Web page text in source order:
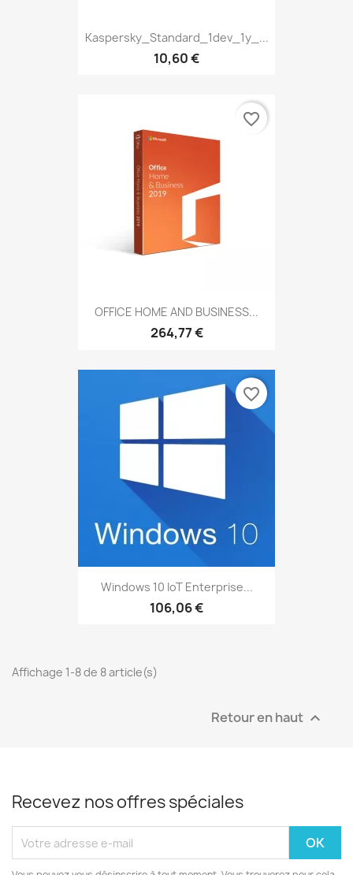
Kaspersky_Standard_1dev_1y_...
10,60 €
OFFICE HOME AND BUSINESS...
264,77 €
favorite_border
Windows 10 IoT Enterprise...
106,06 €
favorite_border
Affichage 1-8 de 8 article(s)
Retour en haut 
Recevez nos offres spéciales